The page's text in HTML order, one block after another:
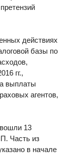
действиях
базы по
гг.,
выплаты
агентов,
13
Часть из
в начале